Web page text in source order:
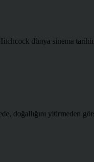
dünya sinema
doğallığını yitirmeden